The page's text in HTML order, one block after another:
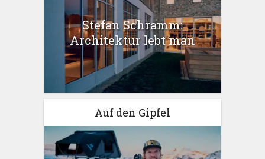
Stefan Schramm:
Architektur lebt man
Auf den Gipfel